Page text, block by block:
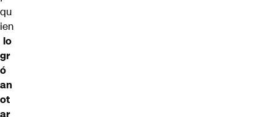
qu
ien
lo
gr
ó
an
ot